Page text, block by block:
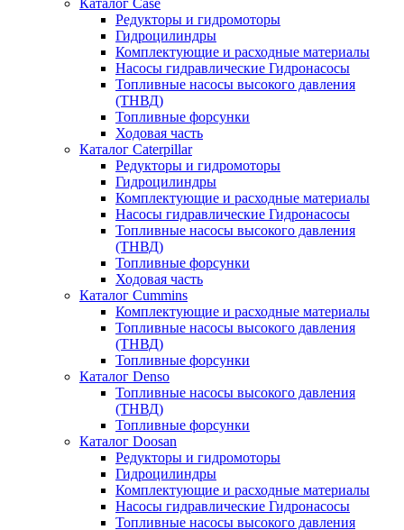
Каталог Case
Редукторы и гидромоторы
Гидроцилиндры
Комплектующие и расходные материалы
Насосы гидравлические Гидронасосы
Топливные насосы высокого давления
(ТНВД)
Топливные форсунки
Ходовая часть
Каталог Caterpillar
Редукторы и гидромоторы
Гидроцилиндры
Комплектующие и расходные материалы
Насосы гидравлические Гидронасосы
Топливные насосы высокого давления
(ТНВД)
Топливные форсунки
Ходовая часть
Каталог Cummins
Комплектующие и расходные материалы
Топливные насосы высокого давления
(ТНВД)
Топливные форсунки
Каталог Denso
Топливные насосы высокого давления
(ТНВД)
Топливные форсунки
Каталог Doosan
Редукторы и гидромоторы
Гидроцилиндры
Комплектующие и расходные материалы
Насосы гидравлические Гидронасосы
Топливные насосы высокого давления